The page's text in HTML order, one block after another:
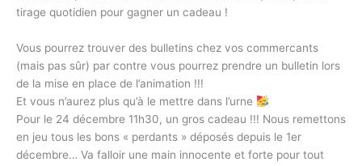
tirage quotidien pour gagner un cadeau !
Vous pourrez trouver des bulletins chez vos commercants
(mais pas sûr) par contre vous pourrez prendre un bulletin lors
de la mise en place de l’animation !!!
Et vous n’aurez plus qu’à le mettre dans l’urne
Pour le 24 décembre 11h30, un gros cadeau !!! Nous remettons
en jeu tous les bons « perdants » déposés depuis le 1er
décembre… Va falloir une main innocente et forte pour tout